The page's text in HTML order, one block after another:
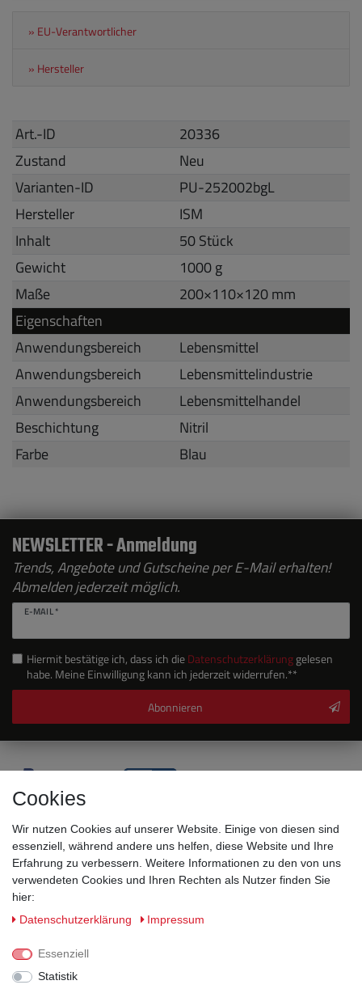
» EU-Verantwortlicher
» Hersteller
Art.-ID
20336
Zustand
Neu
Varianten-ID
PU-252002bgL
Hersteller
ISM
Inhalt
50 Stück
Gewicht
1000 g
Maße
200×110×120mm
Eigenschaften
Anwendungsbereich
Lebensmittel
Anwendungsbereich
Lebensmittelindustrie
Anwendungsbereich
Lebensmittelhandel
Beschichtung
Nitril
Farbe
Blau
NEWSLETTER - Anmeldung
Trends, Angebote und Gutscheine per E-Mail erhalten!
Abmelden jederzeit möglich.
E-MAIL *
Hiermit bestätige ich, dass ich dieDaten­schutz­erklärunggelesen
habe. Meine Einwilligung kann ich jederzeit widerrufen.**
Abonnieren
Sicherheitsklassen
Informationen
Cookies
Wir nutzen Cookies auf unserer Website. Einige von diesen sind
essenziell, während andere uns helfen, diese Website und Ihre
Erfahrung zu verbessern. Weitere Informationen zu den von uns
verwendeten Cookies und Ihren Rechten als Nutzer finden Sie
hier:
Daten­schutz­erklärung
Impressum
Essenziell
Statistik